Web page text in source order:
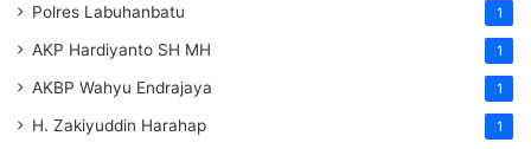
Polres Labuhanbatu 1
AKP Hardiyanto SH MH 1
AKBP Wahyu Endrajaya 1
H. Zakiyuddin Harahap 1